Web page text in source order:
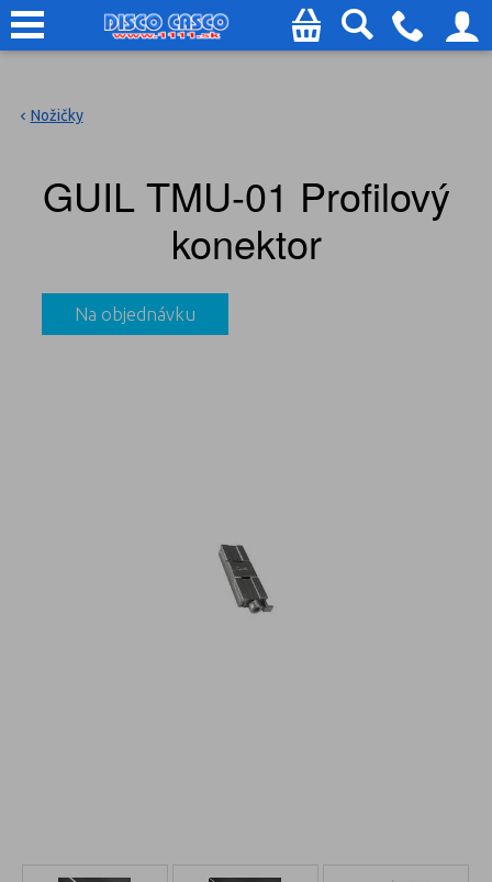
Nožičky
GUIL TMU-01 Profilový
konektor
Na objednávku